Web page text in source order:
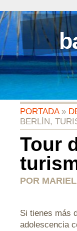
PORTADA»
BERLÍN,
Tour
POR
Si tienes más
adolescencia